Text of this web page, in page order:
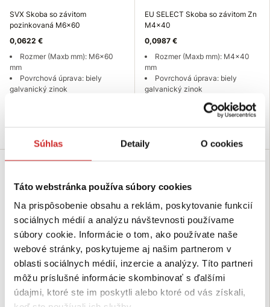
Súhlas Detaily O cookies
Táto webstránka používa súbory cookies
Na prispôsobenie obsahu a reklám, poskytovanie funkcií
sociálnych médií a analýzu návštevnosti používame
súbory cookie. Informácie o tom, ako používate naše
webové stránky, poskytujeme aj našim partnerom v
oblasti sociálnych médií, inzercie a analýzy. Títo partneri
môžu príslušné informácie skombinovať s ďalšími
údajmi, ktoré ste im poskytli alebo ktoré od vás získali,
SVX Skoba so závitom
pozinkovaná M6x60
0,0622 €
Rozmer (Maxb mm): M6x60
mm
Povrchová úprava: biely
galvanický zinok
EU SELECT Skoba so závitom Zn
M4x40
0,0987 €
Rozmer (Maxb mm): M4x40
mm
Povrchová úprava: biely
galvanický zinok
SVX Skoba so závitom
pozinkovaná M8x60
EU SELECT Skoba so závitom Zn